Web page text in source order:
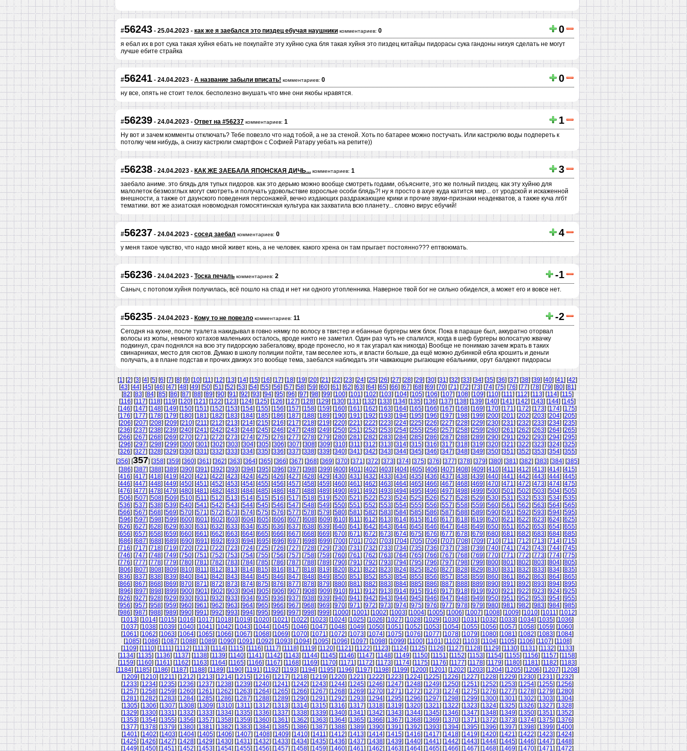
#56243 - 25.04.2023 - как же я заебался это пиздец ебучая наушники комментариев: 0 0
я ебал их в рот сука такая хуйня ебать не покупайте эту хуйню сука бля такая хуйня это пиздец китайцы пидорасы сука гандоны нихуя сделать не могут
лучше ебите страйка
#56241 - 24.04.2023 - А название забыли вписать! комментариев: 0 0
ну все, опять не стоит телок. бесполезно внушать что мне они якобы нравятся.
#56239 - 24.04.2023 - Ответ на #56237 комментариев: 1 1
Ну вот и зачем комменты отключать? Тебе повезло что над тобой, а не за стеной. Хоть по батарее можно постучать. Или кастрюлю воды подпереть к
потолку чем нибудь, а снизу кастрюли смартфон с Софией Ратару уебать на репите))
#56238 - 24.04.2023 - КАК ЖЕ ЗАЕБАЛА ЯПОНСКАЯ ДИЧЬ... комментариев: 1 3
заебало аниме. это блядь для тупых пидоров. как это дерьмо можно вообще смотреть годами, объясните, это же полный пиздец. как эту хуйню для
малолеток безмозглых могут смотреть и получать удовольствие взрослые особи блядь?! ну я просто в ахуе куда катится мир... от уродской и искаженной
внешности, а также от даунского поведения персонажей, вечно издающих раздражающие крики и прочие звуки-признаки неадекватов, а также куча лгбт
тематики. вот же азиатская новомодная гомосятинская культура как захватила всю планету... словно вирус ебучий!
#56237 - 24.04.2023 - сосед заебал комментариев: 0 4
у меня такое чувство, что надо мной живет конь, а не человек. какого хрена он там прыгает постоянно??? ептвоюмать.
#56236 - 24.04.2023 - Тоска печаль комментариев: 2 -1
Саныч, с потопом хуйня получилась, всё пошло на спад и нет ни одного утопленника. Наверное твой бог не сильно обиделся, а может его и вовсе нет.
#56235 - 24.04.2023 - Кому то не повезло комментариев: 11 -2
Сегодня на кухне, после туалета накидывал в говно нямку по волосу в твистер и ебанные бургеры меж блок. Пока в параше был, аккуратно оторвал
волосы из жопы, немного котахов маленьких осталось, вроде никто не заметил. Один раз чуть не спалился, когда в шеф бургеры волосатую жвачку
подкинул, срач поднялся на всю эту пидорскую забегаловку, вроде пронесло, но я так угарал как никогда) Вообще не понимаю зачем жрать в таких
свинарниках, место для скотов. Думаю в школу полиции пойти, там веселее хоть, и власти больше, да ещё можно дубинкой ебла крошить и деньги
получать, а в плане подстав и прочих движух это вообще тема, заебался наблюдать эти чавкающие рыгающие ебальники, орут балдеют пидорасы
[1] [2] [3] [4] [5] [6] [7] [8] [9] [10] [11] [12] [13] [14] [15] [16] [17] [18] [19] [20] [21] [22] [23] [24] [25] [26] [27] [28] [29] [30] [31] [32] [33] [34] [35] [36] [37] [38] [39] [40] [41] [42]
[43] [44] [45] [46] [47] [48] [49] [50] [51] [52] [53] [54] [55] [56] [57] [58] [59] [60] [61] [62] [63] [64] [65] [66] [67] [68] [69] [70] [71] [72] [73] [74] [75] [76] [77] [78] [79] [80] [81]
[82] [83] [84] [85] [86] [87] [88] [89] [90] [91] [92] [93] [94] [95] [96] [97] [98] [99] [100] [101] [102] [103] [104] [105] [106] [107] [108] [109] [110] [111] [112] [113] [114] [115]
[116] [117] [118] [119] [120] [121] [122] [123] [124] [125] [126] [127] [128] [129] [130] [131] [132] [133] [134] [135] [136] [137] [138] [139] [140] [141] [142] [143] [144] [145]
[146] [147] [148] [149] [150] [151] [152] [153] [154] [155] [156] [157] [158] [159] [160] [161] [162] [163] [164] [165] [166] [167] [168] [169] [170] [171] [172] [173] [174] [175]
[176] [177] [178] [179] [180] [181] [182] [183] [184] [185] [186] [187] [188] [189] [190] [191] [192] [193] [194] [195] [196] [197] [198] [199] [200] [201] [202] [203] [204] [205]
[206] [207] [208] [209] [210] [211] [212] [213] [214] [215] [216] [217] [218] [219] [220] [221] [222] [223] [224] [225] [226] [227] [228] [229] [230] [231] [232] [233] [234] [235]
[236] [237] [238] [239] [240] [241] [242] [243] [244] [245] [246] [247] [248] [249] [250] [251] [252] [253] [254] [255] [256] [257] [258] [259] [260] [261] [262] [263] [264] [265]
[266] [267] [268] [269] [270] [271] [272] [273] [274] [275] [276] [277] [278] [279] [280] [281] [282] [283] [284] [285] [286] [287] [288] [289] [290] [291] [292] [293] [294] [295]
[296] [297] [298] [299] [300] [301] [302] [303] [304] [305] [306] [307] [308] [309] [310] [311] [312] [313] [314] [315] [316] [317] [318] [319] [320] [321] [322] [323] [324] [325]
[326] [327] [328] [329] [330] [331] [332] [333] [334] [335] [336] [337] [338] [339] [340] [341] [342] [343] [344] [345] [346] [347] [348] [349] [350] [351] [352] [353] [354] [355]
[356] [357] [358] [359] [360] [361] [362] [363] [364] [365] [366] [367] [368] [369] [370] [371] [372] [373] [374] [375] [376] [377] [378] [379] [380] [381] [382] [383] [384] [385]
[386] [387] [388] [389] [390] [391] [392] [393] [394] [395] [396] [397] [398] [399] [400] [401] [402] [403] [404] [405] [406] [407] [408] [409] [410] [411] [412] [413] [414] [415]
[416] [417] [418] [419] [420] [421] [422] [423] [424] [425] [426] [427] [428] [429] [430] [431] [432] [433] [434] [435] [436] [437] [438] [439] [440] [441] [442] [443] [444] [445]
[446] [447] [448] [449] [450] [451] [452] [453] [454] [455] [456] [457] [458] [459] [460] [461] [462] [463] [464] [465] [466] [467] [468] [469] [470] [471] [472] [473] [474] [475]
[476] [477] [478] [479] [480] [481] [482] [483] [484] [485] [486] [487] [488] [489] [490] [491] [492] [493] [494] [495] [496] [497] [498] [499] [500] [501] [502] [503] [504] [505]
[506] [507] [508] [509] [510] [511] [512] [513] [514] [515] [516] [517] [518] [519] [520] [521] [522] [523] [524] [525] [526] [527] [528] [529] [530] [531] [532] [533] [534] [535]
[536] [537] [538] [539] [540] [541] [542] [543] [544] [545] [546] [547] [548] [549] [550] [551] [552] [553] [554] [555] [556] [557] [558] [559] [560] [561] [562] [563] [564] [565]
[566] [567] [568] [569] [570] [571] [572] [573] [574] [575] [576] [577] [578] [579] [580] [581] [582] [583] [584] [585] [586] [587] [588] [589] [590] [591] [592] [593] [594] [595]
[596] [597] [598] [599] [600] [601] [602] [603] [604] [605] [606] [607] [608] [609] [610] [611] [612] [613] [614] [615] [616] [617] [618] [619] [620] [621] [622] [623] [624] [625]
[626] [627] [628] [629] [630] [631] [632] [633] [634] [635] [636] [637] [638] [639] [640] [641] [642] [643] [644] [645] [646] [647] [648] [649] [650] [651] [652] [653] [654] [655]
[656] [657] [658] [659] [660] [661] [662] [663] [664] [665] [666] [667] [668] [669] [670] [671] [672] [673] [674] [675] [676] [677] [678] [679] [680] [681] [682] [683] [684] [685]
[686] [687] [688] [689] [690] [691] [692] [693] [694] [695] [696] [697] [698] [699] [700] [701] [702] [703] [704] [705] [706] [707] [708] [709] [710] [711] [712] [713] [714] [715]
[716] [717] [718] [719] [720] [721] [722] [723] [724] [725] [726] [727] [728] [729] [730] [731] [732] [733] [734] [735] [736] [737] [738] [739] [740] [741] [742] [743] [744] [745]
[746] [747] [748] [749] [750] [751] [752] [753] [754] [755] [756] [757] [758] [759] [760] [761] [762] [763] [764] [765] [766] [767] [768] [769] [770] [771] [772] [773] [774] [775]
[776] [777] [778] [779] [780] [781] [782] [783] [784] [785] [786] [787] [788] [789] [790] [791] [792] [793] [794] [795] [796] [797] [798] [799] [800] [801] [802] [803] [804] [805]
[806] [807] [808] [809] [810] [811] [812] [813] [814] [815] [816] [817] [818] [819] [820] [821] [822] [823] [824] [825] [826] [827] [828] [829] [830] [831] [832] [833] [834] [835]
[836] [837] [838] [839] [840] [841] [842] [843] [844] [845] [846] [847] [848] [849] [850] [851] [852] [853] [854] [855] [856] [857] [858] [859] [860] [861] [862] [863] [864] [865]
[866] [867] [868] [869] [870] [871] [872] [873] [874] [875] [876] [877] [878] [879] [880] [881] [882] [883] [884] [885] [886] [887] [888] [889] [890] [891] [892] [893] [894] [895]
[896] [897] [898] [899] [900] [901] [902] [903] [904] [905] [906] [907] [908] [909] [910] [911] [912] [913] [914] [915] [916] [917] [918] [919] [920] [921] [922] [923] [924] [925]
[926] [927] [928] [929] [930] [931] [932] [933] [934] [935] [936] [937] [938] [939] [940] [941] [942] [943] [944] [945] [946] [947] [948] [949] [950] [951] [952] [953] [954] [955]
[956] [957] [958] [959] [960] [961] [962] [963] [964] [965] [966] [967] [968] [969] [970] [971] [972] [973] [974] [975] [976] [977] [978] [979] [980] [981] [982] [983] [984] [985]
[986] [987] [988] [989] [990] [991] [992] [993] [994] [995] [996] [997] [998] [999] [1000] [1001] [1002] [1003] [1004] [1005] [1006] [1007] [1008] [1009] [1010] [1011] [1012]
[1013] [1014] [1015] [1016] [1017] [1018] [1019] [1020] [1021] [1022] [1023] [1024] [1025] [1026] [1027] [1028] [1029] [1030] [1031] [1032] [1033] [1034] [1035] [1036]
[1037] [1038] [1039] [1040] [1041] [1042] [1043] [1044] [1045] [1046] [1047] [1048] [1049] [1050] [1051] [1052] [1053] [1054] [1055] [1056] [1057] [1058] [1059] [1060]
[1061] [1062] [1063] [1064] [1065] [1066] [1067] [1068] [1069] [1070] [1071] [1072] [1073] [1074] [1075] [1076] [1077] [1078] [1079] [1080] [1081] [1082] [1083] [1084]
[1085] [1086] [1087] [1088] [1089] [1090] [1091] [1092] [1093] [1094] [1095] [1096] [1097] [1098] [1099] [1100] [1101] [1102] [1103] [1104] [1105] [1106] [1107] [1108]
[1109] [1110] [1111] [1112] [1113] [1114] [1115] [1116] [1117] [1118] [1119] [1120] [1121] [1122] [1123] [1124] [1125] [1126] [1127] [1128] [1129] [1130] [1131] [1132] [1133]
[1134] [1135] [1136] [1137] [1138] [1139] [1140] [1141] [1142] [1143] [1144] [1145] [1146] [1147] [1148] [1149] [1150] [1151] [1152] [1153] [1154] [1155] [1156] [1157] [1158]
[1159] [1160] [1161] [1162] [1163] [1164] [1165] [1166] [1167] [1168] [1169] [1170] [1171] [1172] [1173] [1174] [1175] [1176] [1177] [1178] [1179] [1180] [1181] [1182] [1183]
[1184] [1185] [1186] [1187] [1188] [1189] [1190] [1191] [1192] [1193] [1194] [1195] [1196] [1197] [1198] [1199] [1200] [1201] [1202] [1203] [1204] [1205] [1206] [1207] [1208]
[1209] [1210] [1211] [1212] [1213] [1214] [1215] [1216] [1217] [1218] [1219] [1220] [1221] [1222] [1223] [1224] [1225] [1226] [1227] [1228] [1229] [1230] [1231] [1232]
[1233] [1234] [1235] [1236] [1237] [1238] [1239] [1240] [1241] [1242] [1243] [1244] [1245] [1246] [1247] [1248] [1249] [1250] [1251] [1252] [1253] [1254] [1255] [1256]
[1257] [1258] [1259] [1260] [1261] [1262] [1263] [1264] [1265] [1266] [1267] [1268] [1269] [1270] [1271] [1272] [1273] [1274] [1275] [1276] [1277] [1278] [1279] [1280]
[1281] [1282] [1283] [1284] [1285] [1286] [1287] [1288] [1289] [1290] [1291] [1292] [1293] [1294] [1295] [1296] [1297] [1298] [1299] [1300] [1301] [1302] [1303] [1304]
[1305] [1306] [1307] [1308] [1309] [1310] [1311] [1312] [1313] [1314] [1315] [1316] [1317] [1318] [1319] [1320] [1321] [1322] [1323] [1324] [1325] [1326] [1327] [1328]
[1329] [1330] [1331] [1332] [1333] [1334] [1335] [1336] [1337] [1338] [1339] [1340] [1341] [1342] [1343] [1344] [1345] [1346] [1347] [1348] [1349] [1350] [1351] [1352]
[1353] [1354] [1355] [1356] [1357] [1358] [1359] [1360] [1361] [1362] [1363] [1364] [1365] [1366] [1367] [1368] [1369] [1370] [1371] [1372] [1373] [1374] [1375] [1376]
[1377] [1378] [1379] [1380] [1381] [1382] [1383] [1384] [1385] [1386] [1387] [1388] [1389] [1390] [1391] [1392] [1393] [1394] [1395] [1396] [1397] [1398] [1399] [1400]
[1401] [1402] [1403] [1404] [1405] [1406] [1407] [1408] [1409] [1410] [1411] [1412] [1413] [1414] [1415] [1416] [1417] [1418] [1419] [1420] [1421] [1422] [1423] [1424]
[1425] [1426] [1427] [1428] [1429] [1430] [1431] [1432] [1433] [1434] [1435] [1436] [1437] [1438] [1439] [1440] [1441] [1442] [1443] [1444] [1445] [1446] [1447] [1448]
[1449] [1450] [1451] [1452] [1453] [1454] [1455] [1456] [1457] [1458] [1459] [1460] [1461] [1462] [1463] [1464] [1465] [1466] [1467] [1468] [1469] [1470] [1471] [1472]